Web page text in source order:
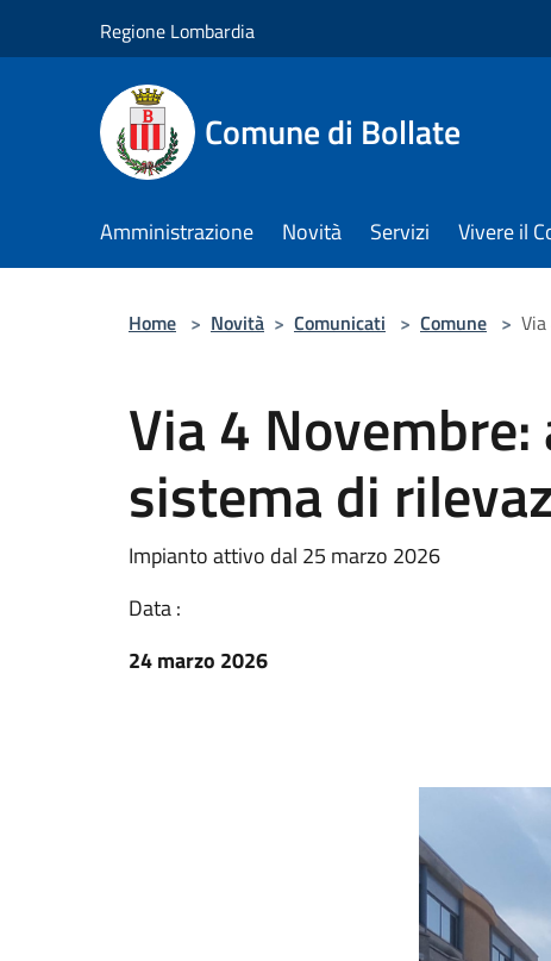
Regione Lombardia
Comune di Bollate
Amministrazione Novità Servizi Vivere il
Home > Novità > Comunicati > Comune >
Via 4
sistema di
Impianto attivo dal 25 marzo 2026
Data :
24 marzo 2026